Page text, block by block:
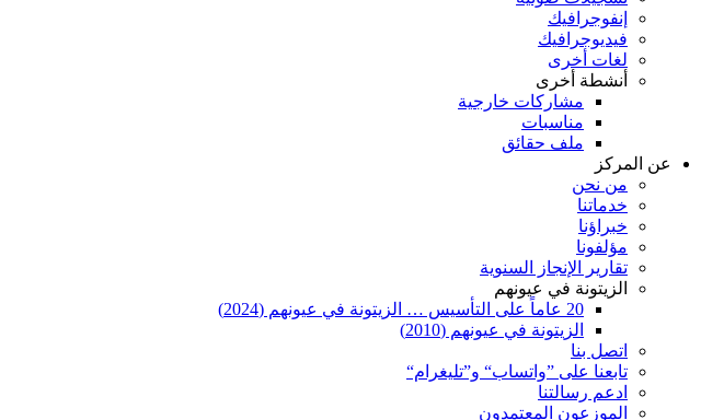
إنفوجرافيك
فيديوجرافيك
لغات أخرى
أنشطة أخرى
مشاركات خارجية
مناسبات
ملف حقائق
عن المركز
من نحن
خدماتنا
خبراؤنا
مؤلفونا
تقارير الإنجاز السنوية
الزيتونة في عيونهم
20 عاماً على التأسيس … الزيتونة في عيونهم (2024)
الزيتونة في عيونهم (2010)
اتصل بنا
تابعنا على ”واتساب“ و”تليغرام“
ادعم رسالتنا
الموزعون المعتمدون